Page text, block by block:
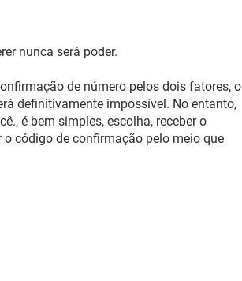
nunca será poder.
de número pelos dois fatores, o
definitivamente impossível. No entanto,
é bem simples, escolha, receber o
código de confirmação pelo meio que